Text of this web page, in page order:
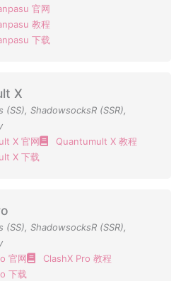
官网
教程
下载
X
(SS), ShadowsocksR (SSR),
X 官网
Quantumult X 教程
X 下载
(SS), ShadowsocksR (SSR),
官网
ClashX Pro 教程
下载